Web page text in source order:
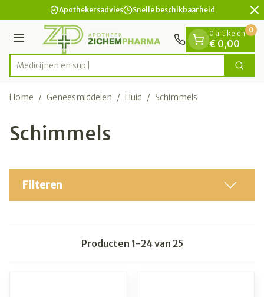
Ga naar de inhoudApothekersadvies Snelle beschikbaarheid
Menu
Product, merk, categorie... Zoek
0 artikelen
€ 0,00
0
Home / Geneesmiddelen / Huid / Schimmels
Schimmels
Filteren
Producten 1-24van 25